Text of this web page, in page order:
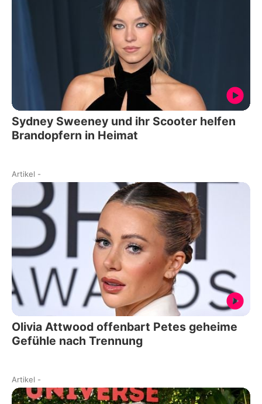
Sydney Sweeney und ihr Scooter helfen
Brandopfern in Heimat
Artikel -
Olivia Attwood offenbart Petes geheime
Gefühle nach Trennung
Artikel -